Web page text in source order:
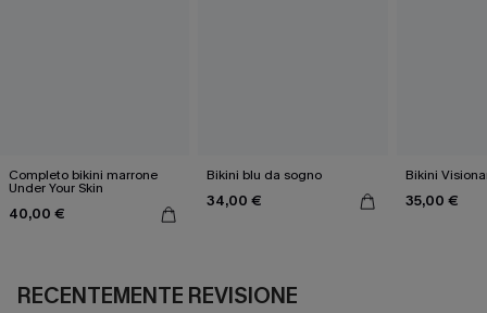
Completo bikini marrone
Under Your Skin
40,00 €
Bikini blu da sogno
34,00 €
Bikini
35,00 €
RECENTEMENTE REVISIONE